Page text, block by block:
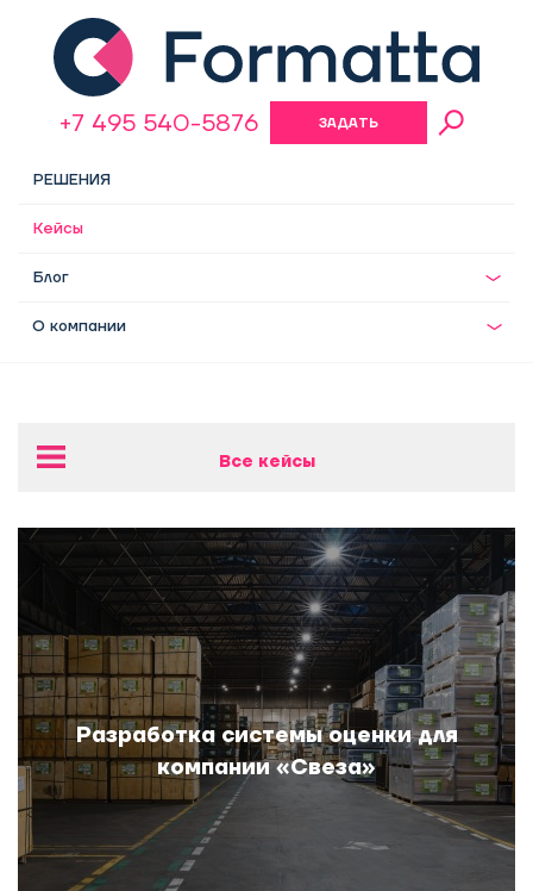
РЕШЕНИЯ
Кейсы
Блог
О компании
+7 495 540-5876 ЗАДАТЬ
Все кейсы
Разработка оргструктуры для девелоперской
компании
Психометрическая оценка 200 руководителей
строительной компании
Трансформация культуры после M&A
Оптимизация структуры для финблока
девелоперской компании
Разработка системы оценки для компании
Разработка системы оценки для
компании «Свеза»